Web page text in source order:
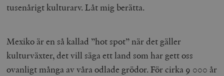
tusenårigt kulturarv. Låt mig berätta.
Mexiko är en så kallad ”hot spot” när det gäller
kulturväxter, det vill säga ett land som har gett oss
ovanligt många av våra odlade grödor. För cirka 9 000 år